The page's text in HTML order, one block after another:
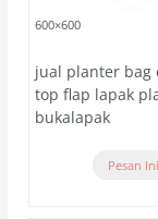
600×600
jual planter bag
top flap lapak
bukalapak
Pesan Ini